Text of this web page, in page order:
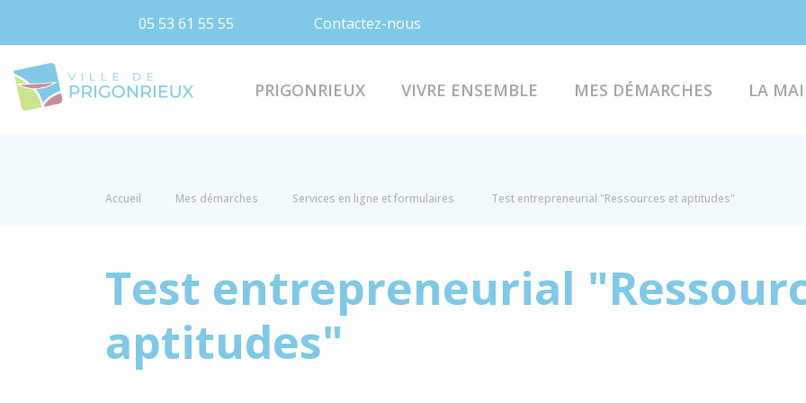
05 53 61 55 55 Contactez-nous
PRIGONRIEUX VIVRE ENSEMBLE MES DÉMARCHES LA
Accueil Mes démarches Services en ligne et formulaires Test entrepreneurial "Ressources et aptitudes"
Test entrepreneurial
aptitudes"